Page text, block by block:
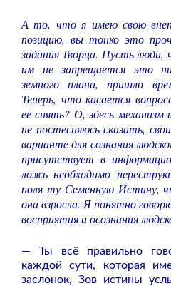
А то, что я имею свою
позицию, вы тонко это
задания Творца. Пусть
им не запрещается это
земного плана, пришло
Теперь, что касается
её снять? О, здесь механизм
не постесняюсь сказать,
варианте для сознания
присутствует в
ложь необходимо
поля ту Семенную Истину,
она взросла. Я понятно
восприятия и осознания
— Ты всё правильно
каждой сути, которая
заслонок, Зов истины